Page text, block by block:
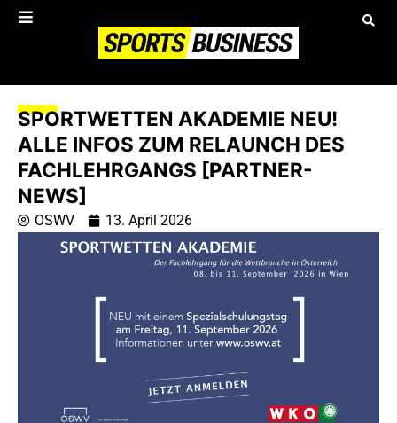
SPORTWETTEN AKADEMIE NEU!
ALLE INFOS ZUM RELAUNCH DES
FACHLEHRGANGS [PARTNER-
NEWS]
OSWV 13. April 2026